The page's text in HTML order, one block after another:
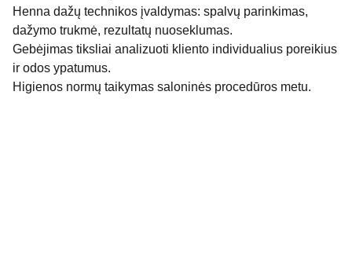
Henna dažų technikos įvaldymas: spalvų parinkimas,
dažymo trukmė, rezultatų nuoseklumas.
Gebėjimas tiksliai analizuoti kliento individualius poreikius
ir odos ypatumus.
Higienos normų taikymas saloninės procedūros metu.